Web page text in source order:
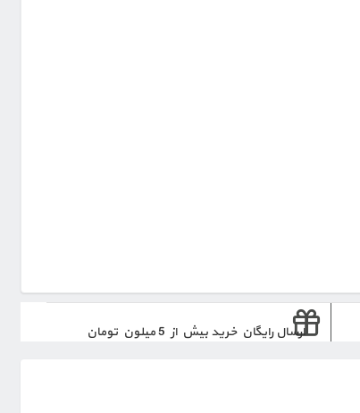
ارسال رایگان خرید بیش از 5 میلون تومان